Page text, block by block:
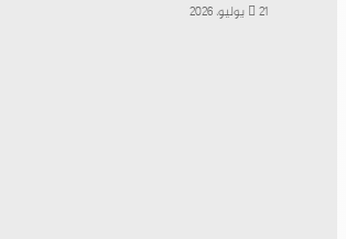
21 يوليو، 2026